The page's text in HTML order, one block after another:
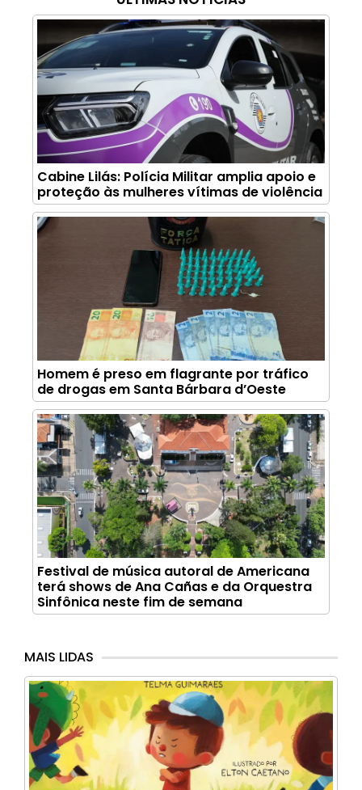
Cabine Lilás: Polícia Militar amplia apoio e
proteção às mulheres vítimas de violência
Homem é preso em flagrante por tráfico
de drogas em Santa Bárbara d’Oeste
Festival de música autoral de Americana
terá shows de Ana Cañas e da Orquestra
Sinfônica neste fim de semana
MAIS LIDAS